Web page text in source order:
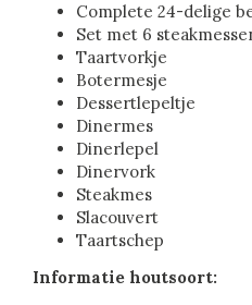
Complete 24-delige
Set met 6
Taartvorkje
Botermesje
Dessertlepeltje
Dinermes
Dinerlepel
Dinervork
Steakmes
Slacouvert
Taartschep
Informatie houtsoort: